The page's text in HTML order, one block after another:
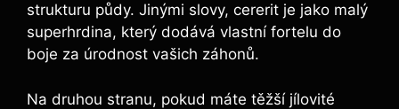
strukturu půdy. Jinými slovy, cererit je jako malý⁣
superhrdina, ⁢který dodává vlastní fortelu do
boje za úrodnost vašich záhonů.
Na druhou ⁤stranu, pokud máte těžší jílovité